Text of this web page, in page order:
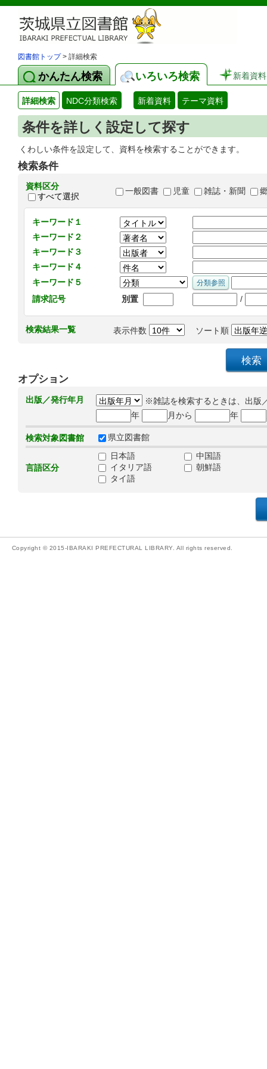
図書館トップ> 詳細検索
かんたん検索 いろいろ検索 新着資料
詳細検索 NDC分類検索 新着資料 テーマ資料
条件を詳しく設定して探す
くわしい条件を設定して、資料を検索することができます。
検索条件
資料区分
すべて選択
一般図書 児童 雑誌・新聞
キーワード１
キーワード２
キーワード３
キーワード４
キーワード５
請求記号
別置 /
検索結果一覧 表示件数 ソート順
オプション
出版／発行年月
※雑誌を検索するときは、出版
年
月から 年
検索対象図書館 県立図書館
言語区分
日本語
中国語
イタリア語
朝鮮語
タイ語
Copyright © 2015-IBARAKI PREFECTURAL LIBRARY. All rights reserved.